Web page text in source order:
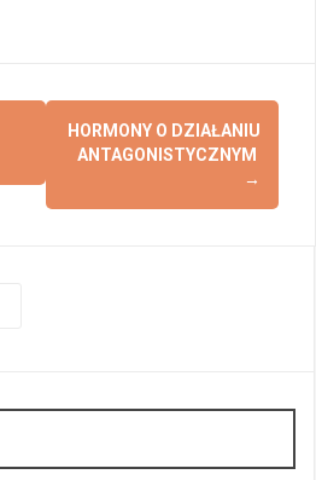
HORMONY O DZIAŁANIU
ANTAGONISTYCZNYM
→